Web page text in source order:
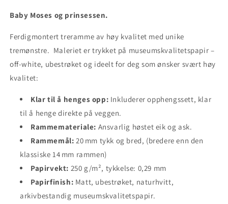
prinsessen
Maleri
med
-
A2
x
59.4
cm)
prinsessen
Maleri
med
treramme
-
x
59.4
cm)
Baby Moses og prinsessen.
Ferdigmontert treramme av høy kvalitet med unike
tremønstre. Maleriet er trykket på museumskvalitetspapir –
off‑white, ubestrøket og ideelt for deg som ønsker svært høy
kvalitet:
Klar til å henges opp: Inkluderer opphengssett, klar
til å henge direkte på veggen.
Rammemateriale: Ansvarlig høstet eik og ask.
Rammemål: 20 mm tykk og bred, (bredere enn den
klassiske 14 mm rammen)
Papirvekt: 250 g/m², tykkelse: 0,29 mm
Papirfinish: Matt, ubestrøket, naturhvitt,
arkivbestandig museumskvalitetspapir.